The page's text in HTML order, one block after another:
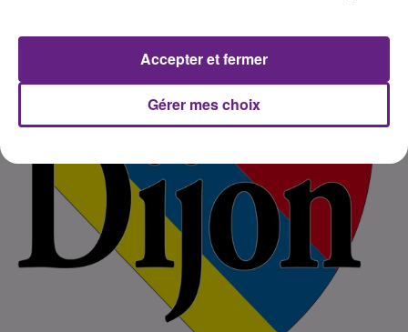
Gérer mes choix
Accepter et fermer